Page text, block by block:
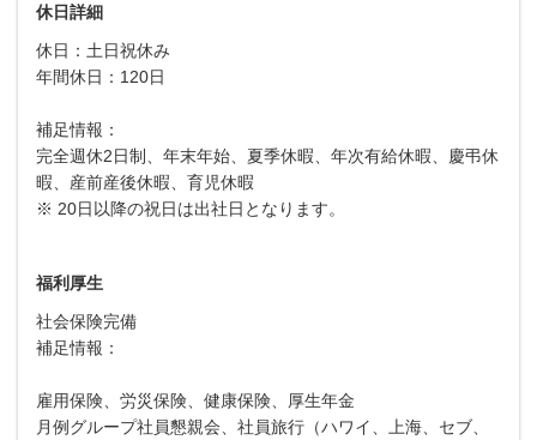
休日詳細
休日：土日祝休み
年間休日：120日
補足情報：
完全週休2日制、年末年始、夏季休暇、年次有給休暇、慶弔休
暇、産前産後休暇、育児休暇
※ 20日以降の祝日は出社日となります。
福利厚生
社会保険完備
補足情報：
雇用保険、労災保険、健康保険、厚生年金
月例グループ社員懇親会、社員旅行（ハワイ、上海、セブ、